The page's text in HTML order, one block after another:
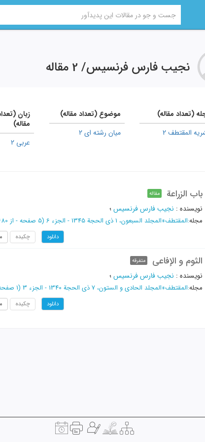
نجیب فارس فرنسیس/ 2 مقاله
(تعداد مقاله)
المقتطف 2
موضوع (تعداد مقاله)
میان رشته ای 2
زبان
مقاله)
عربی 2
باب الزراعة مقاله
نویسنده : نجیب فارس فرنسیس؛
مجله:المقتطف»المجلد السبعون، 1 ذی الحجة 1345 - الجزء 6 (‎5 صفحه - از 680 تا 684
دانلود چکیده
الثوم و الإفاعی متفرقه
نویسنده : نجیب فارس فرنسیس؛
مجله:المقتطف»المجلد الحادی و الستون، 7 ذی الحجة 1340 - الجزء 3 (‎1 صفحه -
دانلود چکیده